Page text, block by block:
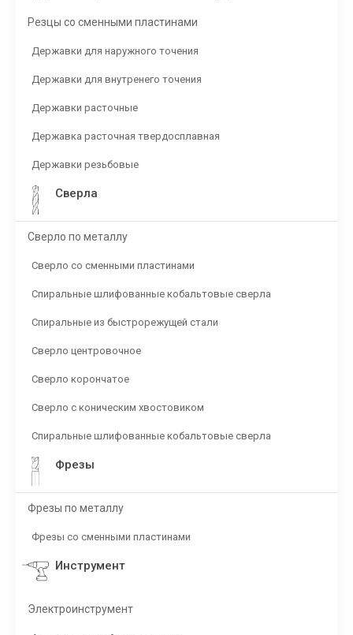
Резцы со сменными пластинами
Державки для наружного точения
Державки для внутренего точения
Державки расточные
Державка расточная твердосплавная
Державки резьбовые
Сверла
Сверло по металлу
Сверло со сменными пластинами
Спиральные шлифованные кобальтовые сверла
Спиральные из быстрорежущей стали
Сверло центровочное
Сверло корончатое
Сверло с коническим хвостовиком
Спиральные шлифованные кобальтовые сверла
Фрезы
Фрезы по металлу
Фрезы со сменными пластинами
Инструмент
Электроинструмент